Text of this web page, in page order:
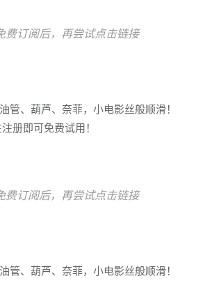
订阅后，再尝试点击链接
管、葫芦、奈菲，小电影丝般顺滑！
册即可免费试用！
订阅后，再尝试点击链接
管、葫芦、奈菲，小电影丝般顺滑！